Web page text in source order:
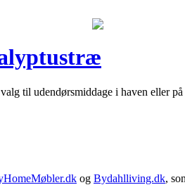
til udendørsmiddage i haven eller
og Bydahlliving.dk,